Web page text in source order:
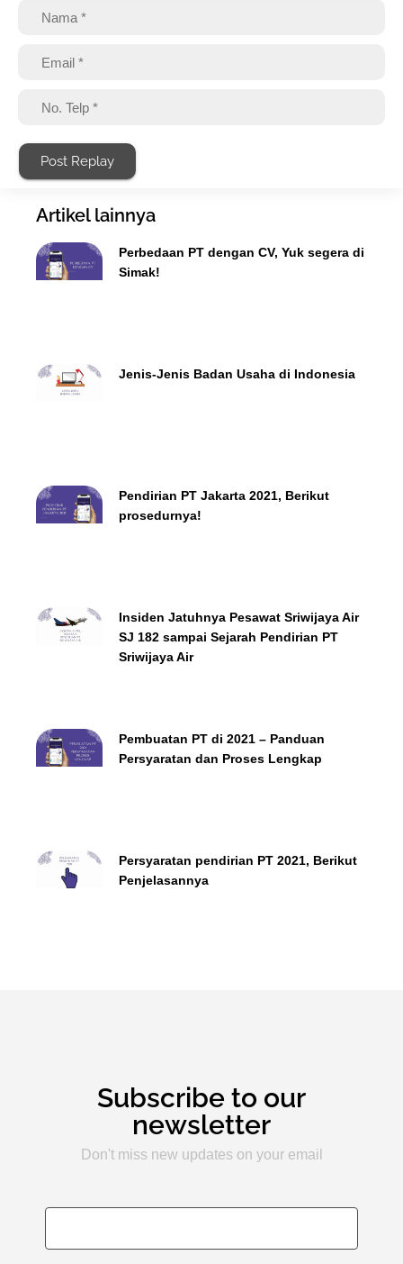
Post Replay
Artikel lainnya
Perbedaan PT dengan CV, Yuk segera di
Simak!
Jenis-Jenis Badan Usaha di Indonesia
Pendirian PT Jakarta 2021, Berikut
prosedurnya!
Insiden Jatuhnya Pesawat Sriwijaya Air
SJ 182 sampai Sejarah Pendirian PT
Sriwijaya Air
Pembuatan PT di 2021 – Panduan
Persyaratan dan Proses Lengkap
Persyaratan pendirian PT 2021, Berikut
Penjelasannya
Subscribe to our
newsletter
Don't miss new updates on your email